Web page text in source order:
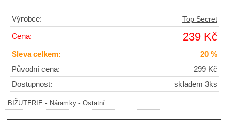
Výrobce: Top Secret
Cena: 239 Kč
Sleva celkem:
20 %
Původní cena:
299 Kč
Dostupnost:
skladem 3ks
BIŽUTERIE - Náramky - Ostatní